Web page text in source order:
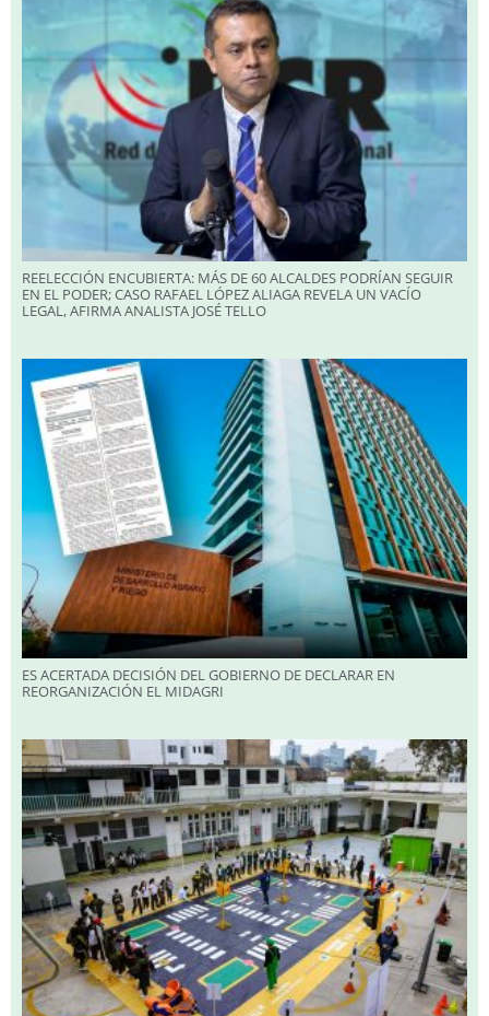
REELECCIÓN ENCUBIERTA: MÁS DE 60 ALCALDES PODRÍAN SEGUIR
EN EL PODER; CASO RAFAEL LÓPEZ ALIAGA REVELA UN VACÍO
LEGAL, AFIRMA ANALISTA JOSÉ TELLO
ES ACERTADA DECISIÓN DEL GOBIERNO DE DECLARAR EN
REORGANIZACIÓN EL MIDAGRI